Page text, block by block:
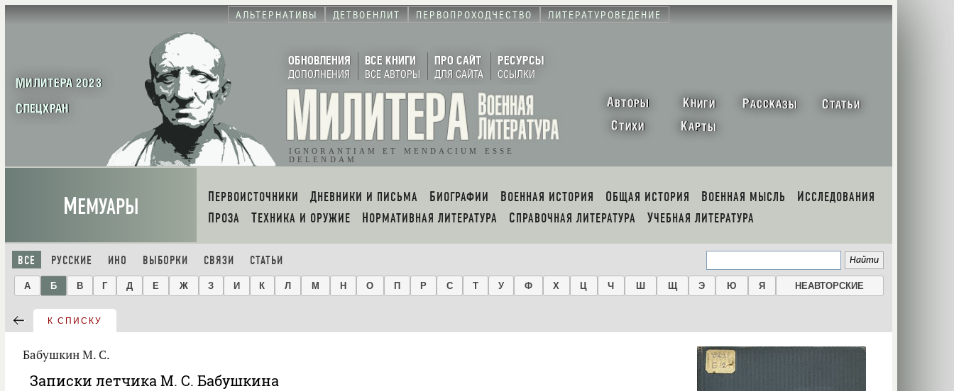
АЛЬТЕРНАТИВЫ ДЕТВОЕНЛИТ ПЕРВОПРОХОДЧЕСТВО ЛИТЕРАТУРОВЕДЕНИЕ
МИЛИТЕРА 2023
СПЕЦХРАН
ОБНОВЛЕНИЯ
ДОПОЛНЕНИЯ
ВСЕ КНИГИ
ВСЕ АВТОРЫ
ПРО САЙТ
ДЛЯ САЙТА
РЕСУРСЫ
ССЫЛКИ
IGNORANTIAM ET MENDACIUM ESSE
DELENDAM
АВТОРЫ КНИГИ РАССКАЗЫ СТАТЬИ
СТИХИ КАРТЫ
МЕМУАРЫ ПЕРВОИСТОЧНИКИ ДНЕВНИКИ И ПИСЬМА БИОГРАФИИ ВОЕННАЯ ИСТОРИЯ ОБЩАЯ ИСТОРИЯ ВОЕННАЯ МЫСЛЬ
ИССЛЕДОВАНИЯ
ПРОЗА
ТЕХНИКА И ОРУЖИЕ НОРМАТИВНАЯ ЛИТЕРАТУРА СПРАВОЧНАЯ ЛИТЕРАТУРА УЧЕБНАЯ ЛИТЕРАТУРА
ВСЕ РУССКИЕ ИНО ВЫБОРКИ СВЯЗИ СТАТЬИ
А Б В Г Д Е Ж З И К Л М Н О П Р С Т У Ф Х Ц Ч Ш Щ Э Ю Я НЕАВТОРСКИЕ
К СПИСКУ
Бабушкин М. С.
Записки летчика М. С. Бабушкина